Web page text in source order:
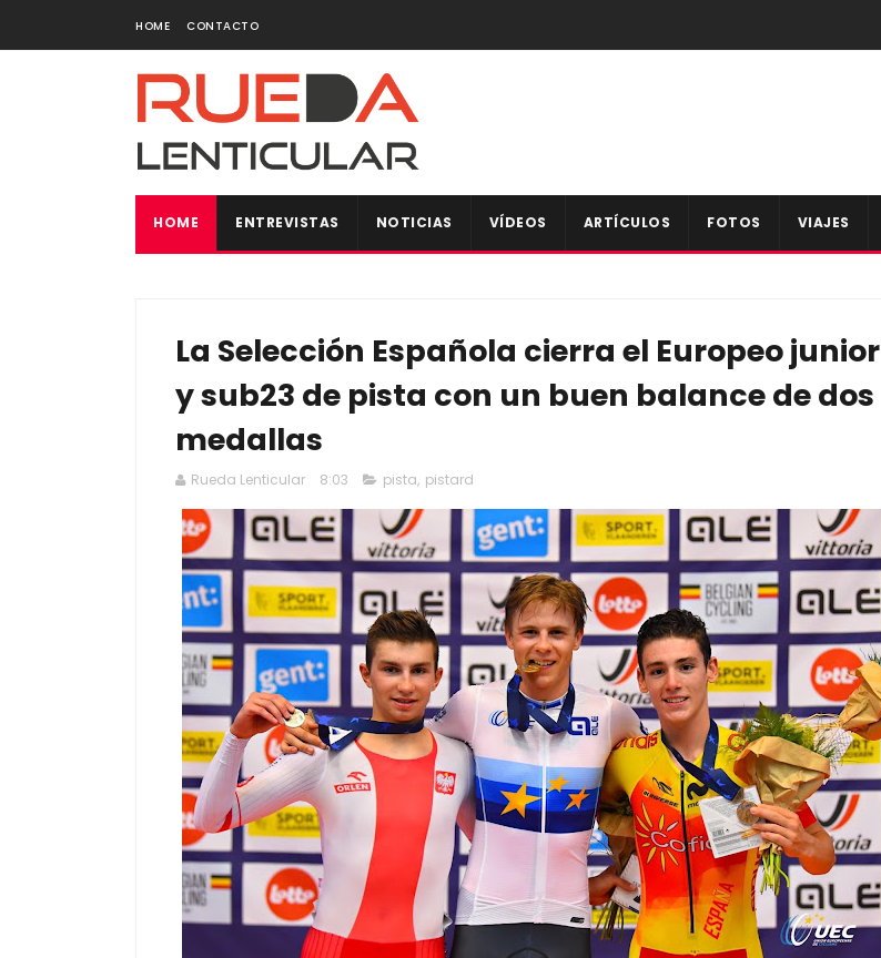
HOME CONTACTO
HOME ENTREVISTAS NOTICIAS VÍDEOS ARTÍCULOS FOTOS VIAJES
La Selección Española cierra el Europeo junior
y sub23 de pista con un buen balance de dos
medallas
Rueda Lenticular 8:03 pista, pistard